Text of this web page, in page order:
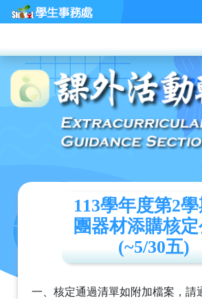
113學年度第2
團器材添購核
(~5/30五)
一、核定通過清單如附加檔案，請